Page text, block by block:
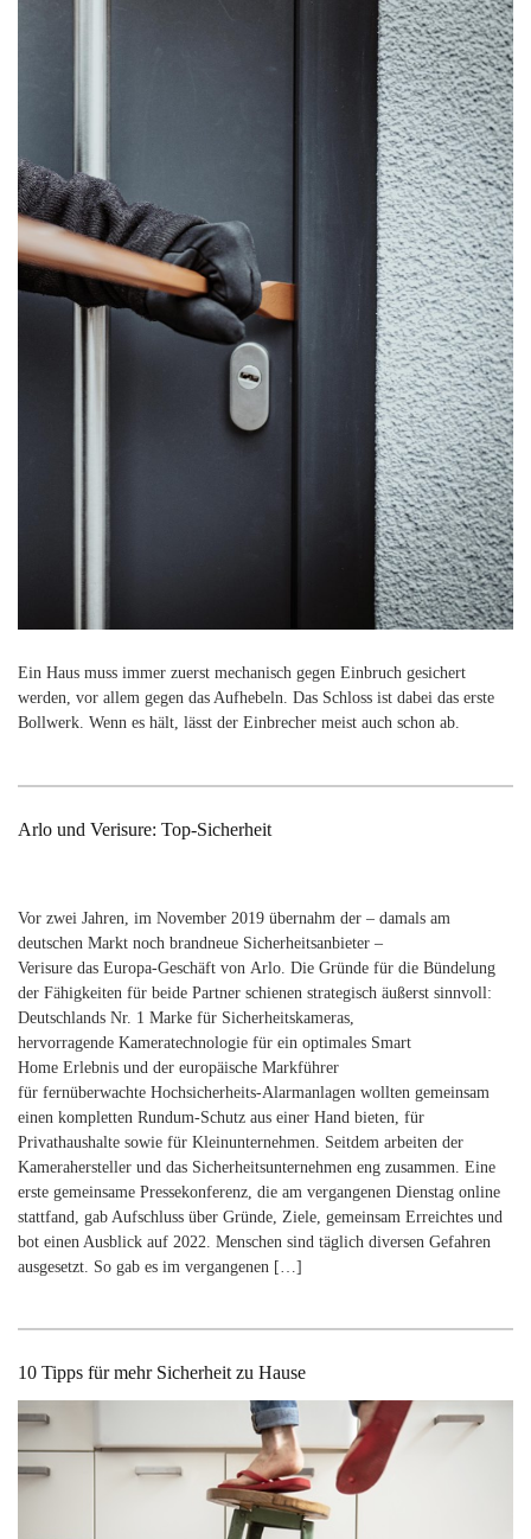
Ein Haus muss immer zuerst mechanisch gegen Einbruch gesichert
werden, vor allem gegen das Aufhebeln. Das Schloss ist dabei das erste
Bollwerk. Wenn es hält, lässt der Einbrecher meist auch schon ab.
Arlo und Verisure: Top-Sicherheit
Vor zwei Jahren, im November 2019 übernahm der – damals am
deutschen Markt noch brandneue Sicherheitsanbieter –
Verisure das Europa-Geschäft von Arlo. Die Gründe für die Bündelung
der Fähigkeiten für beide Partner schienen strategisch äußerst sinnvoll:
Deutschlands​ Nr. 1 Marke für Sicherheitskameras,
hervorragende Kameratechnologie für ein optimales Smart
Home Erlebnis und der europäische Markführer
für fernüberwachte Hochsicherheits-Alarmanlagen wollten gemeinsam
einen kompletten Rundum-Schutz aus einer Hand​ bieten, für
Privathaushalte sowie für Kleinunternehmen. Seitdem arbeiten der
Kamerahersteller und das Sicherheitsunternehmen eng zusammen. Eine
erste gemeinsame Pressekonferenz, die am vergangenen Dienstag online
stattfand, gab Aufschluss über Gründe, Ziele, gemeinsam Erreichtes und
bot einen Ausblick auf 2022. Menschen sind täglich diversen Gefahren
ausgesetzt. So gab es im vergangenen […]
10 Tipps für mehr Sicherheit zu Hause